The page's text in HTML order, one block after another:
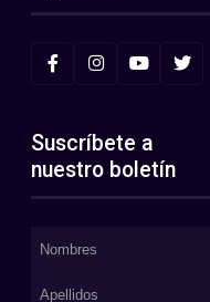
Suscríbete a
nuestro boletín